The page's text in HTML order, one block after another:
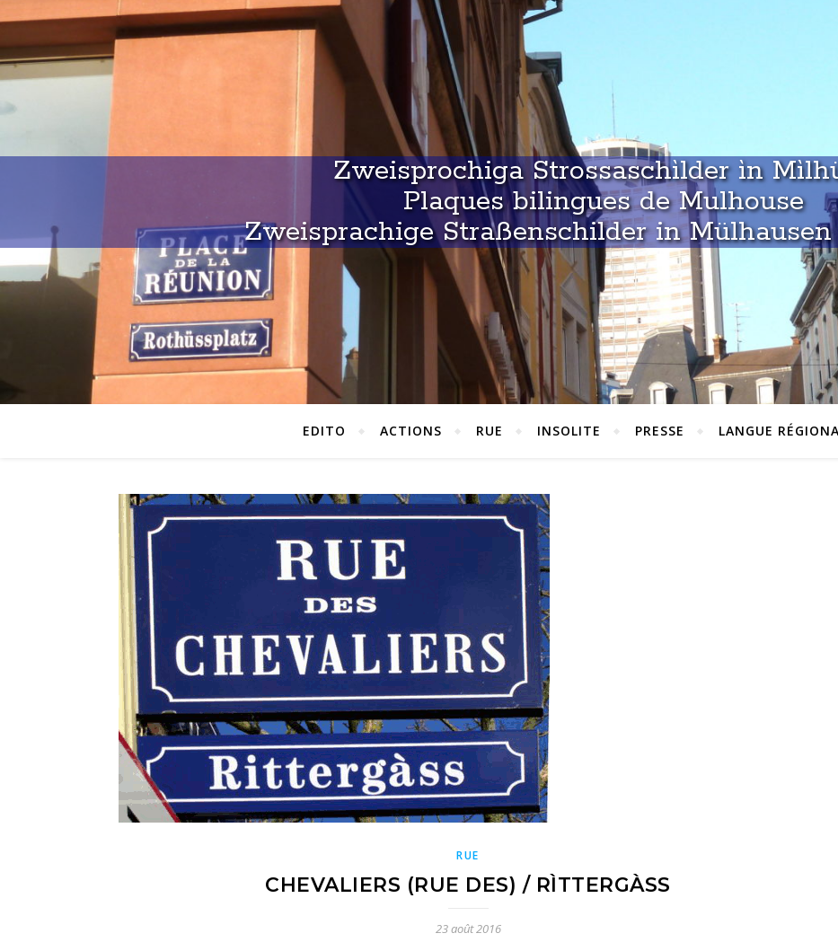
Zweisprochiga Strossaschìlder ìn
Plaques bilingues de Mulhouse
Zweisprachige Straßenschilder in
EDITO ACTIONS RUE INSOLITE PRESSE LANGUE
RUE
CHEVALIERS (RUE DES) / RÌTTERGÀSS
23 août 2016